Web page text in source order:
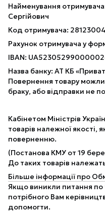
Найменування
Сергійович
Код отримувача:
Рахунок отримувача у
IBAN:
Назва банку: АТ КБ
Повернення товару
браку, або відправки не
Кабінетом Міністрів
товарів належної якості,
поверненню.
(Постанова КМУ от 19
До таких товарів
Більше інформації про
Якщо виникли питання по
потрібного Вам
допомогти.